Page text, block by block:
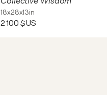
18x28x13in
2 100 $US